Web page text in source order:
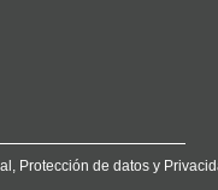
Protección de datos y